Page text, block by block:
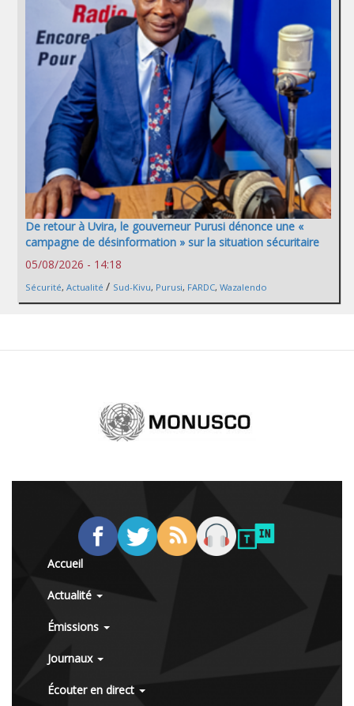
De retour à Uvira, le gouverneur Purusi dénonce une «
campagne de désinformation » sur la situation sécuritaire
05/08/2026 - 14:18
Sécurité, Actualité / Sud-Kivu, Purusi, FARDC, Wazalendo
Accueil
Actualité
Émissions
Journaux
Écouter en direct